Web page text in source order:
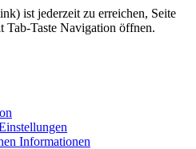
ist jederzeit zu erreichen, Seite
Tab-Taste Navigation öffnen.
Informationen